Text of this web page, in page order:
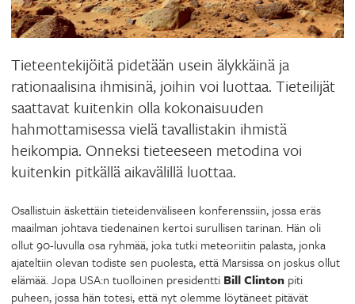
Tieteentekijöitä pidetään usein älykkäinä ja
rationaalisina ihmisinä, joihin voi luottaa. Tieteilijät
saattavat kuitenkin olla kokonaisuuden
hahmottamisessa vielä tavallistakin ihmistä
heikompia. Onneksi tieteeseen metodina voi
kuitenkin pitkällä aikavälillä luottaa.
Osallistuin äskettäin tieteidenväliseen konferenssiin, jossa eräs
maailman johtava tiedenainen kertoi surullisen tarinan. Hän oli
ollut 90-luvulla osa ryhmää, joka tutki meteoriitin palasta, jonka
ajateltiin olevan todiste sen puolesta, että Marsissa on joskus ollut
elämää. Jopa USA:n tuolloinen presidentti Bill Clinton piti
puheen, jossa hän totesi, että nyt olemme löytäneet pitävät